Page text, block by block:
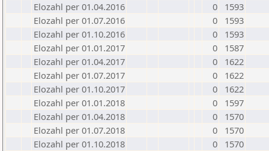
Elozahl per 01.04.2016
0
1593
Elozahl per 01.07.2016
0
1593
Elozahl per 01.10.2016
0
1593
Elozahl per 01.01.2017
0
1587
Elozahl per 01.04.2017
0
1622
Elozahl per 01.07.2017
0
1622
Elozahl per 01.10.2017
0
1622
Elozahl per 01.01.2018
0
1597
Elozahl per 01.04.2018
0
1570
Elozahl per 01.07.2018
0
1570
Elozahl per 01.10.2018
0
1570